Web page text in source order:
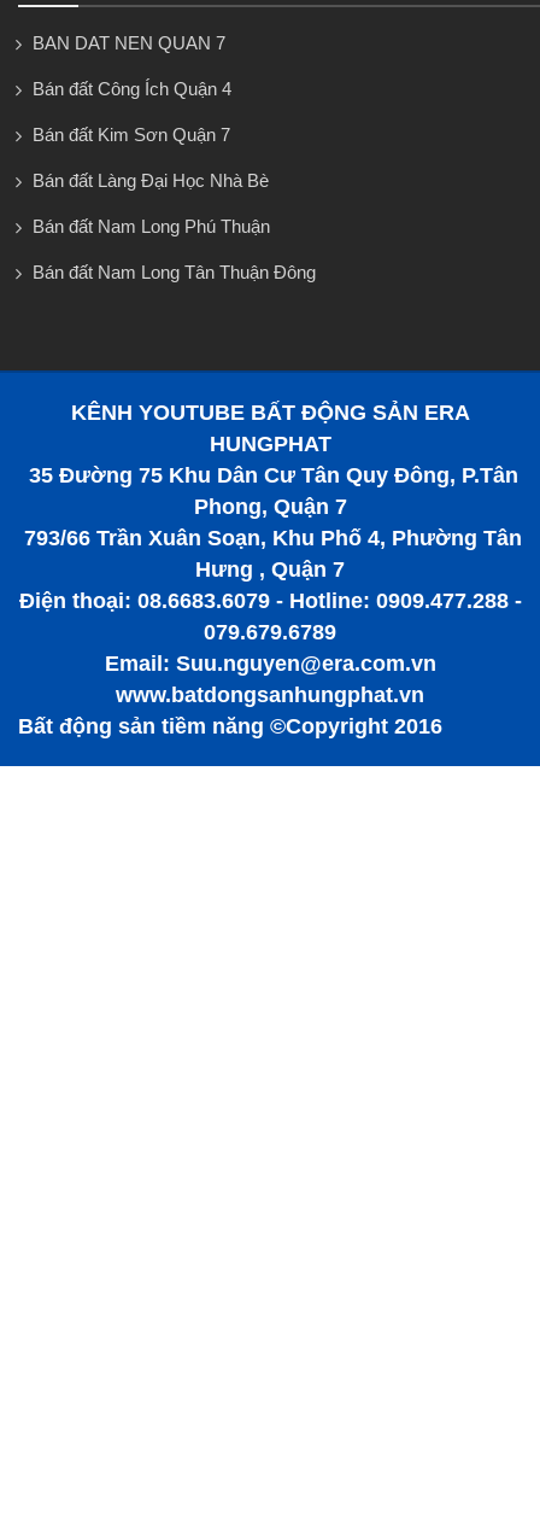
BAN DAT NEN QUAN 7
Bán đất Công Ích Quận 4
Bán đất Kim Sơn Quận 7
Bán đất Làng Đại Học Nhà Bè
Bán đất Nam Long Phú Thuận
Bán đất Nam Long Tân Thuận Đông
KÊNH YOUTUBE BẤT ĐỘNG SẢN ERA
HUNGPHAT
35 Đường 75 Khu Dân Cư Tân Quy Đông, P.Tân
Phong, Quận 7
793/66 Trần Xuân Soạn, Khu Phố 4, Phường Tân
Hưng , Quận 7
Điện thoại: 08.6683.6079 - Hotline: 0909.477.288 -
079.679.6789
Email: Suu.nguyen@era.com.vn
www.batdongsanhungphat.vn
Bất động sản tiềm năng ©Copyright 2016